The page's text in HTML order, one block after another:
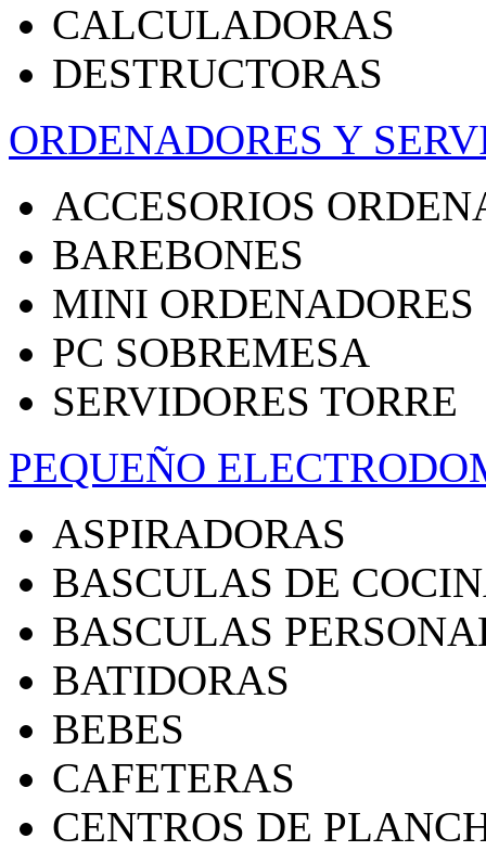
CALCULADORAS
DESTRUCTORAS
ORDENADORES Y
ACCESORIOS
BAREBONES
MINI ORDENADORES
PC SOBREMESA
SERVIDORES TORRE
PEQUEÑO
ASPIRADORAS
BASCULAS DE
BASCULAS
BATIDORAS
BEBES
CAFETERAS
CENTROS DE